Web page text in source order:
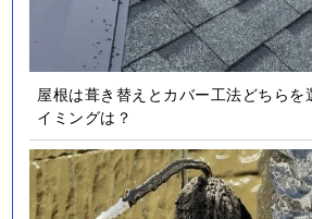
屋根は葺き替えとカバー工法どちらを
イミングは？